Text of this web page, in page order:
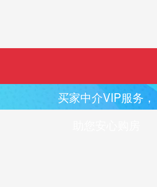
买家中介VIP服务，